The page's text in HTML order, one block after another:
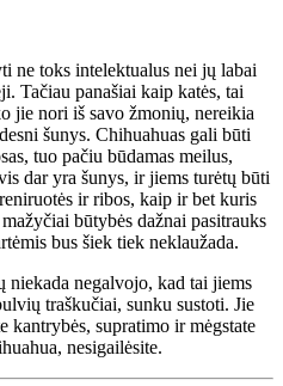
ne toks intelektualus nei jų labai
Tačiau panašiai kaip katės, tai
jie nori iš savo žmonių, nereikia
šunys. Chihuahuas gali būti
tuo pačiu būdamas meilus,
dar yra šunys, ir jiems turėtų būti
ir ribos, kaip ir bet kuris
būtybės dažnai pasitrauks
bus šiek tiek neklaužada.
niekada negalvojo, kad tai jiems
traškučiai, sunku sustoti. Jie
supratimo ir mėgstate
nesigailėsite.